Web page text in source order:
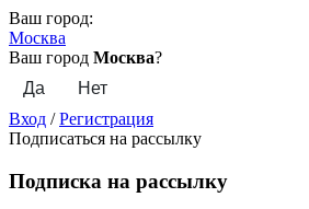
Ваш город:
Москва
Ваш город Москва?
Вход /Регистрация
Подписаться на рассылку
Подписка на рассылку